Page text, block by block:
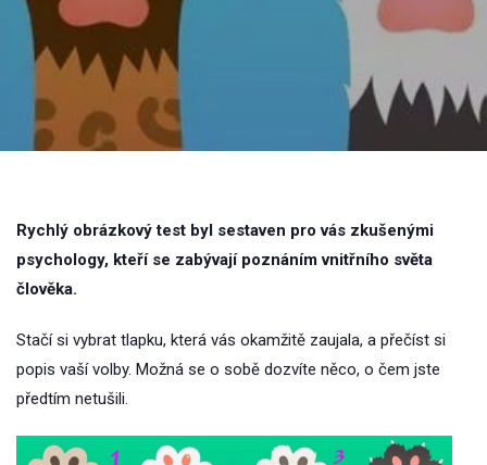
Rychlý obrázkový test byl sestaven pro vás zkušenými
psychology, kteří se zabývají poznáním vnitřního světa
člověka.
Stačí si vybrat tlapku, která vás okamžitě zaujala, a přečíst si
popis vaší volby. Možná se o sobě dozvíte něco, o čem jste
předtím netušili.